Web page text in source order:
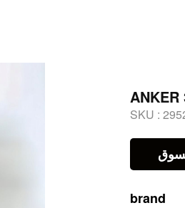
ANKER
SKU :
brand